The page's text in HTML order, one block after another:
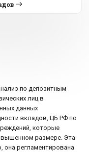
по депозитным
лиц в
данных
вкладов, ЦБ РФ по
которые
размере. Эта
она регламентирована